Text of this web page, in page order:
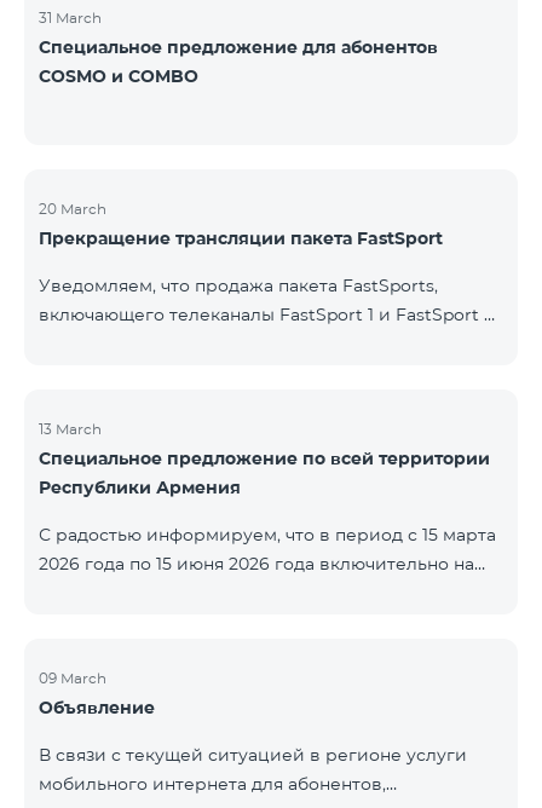
31 March
Специальное предложение для абонентов
COSMO и COMBO
20 March
Прекращение трансляции пакета FastSport
Уведомляем, что продажа пакета FastSports,
включающего телеканалы FastSport 1 и FastSport 2,
решением вещателя. По вопросам или для
получения дополнительной информации просим
обращаться в компанию «Фаст Медиа».
13 March
Специальное предложение по всей территории
Республики Армения
С радостью информируем, что в период с 15 марта
2026 года по 15 июня 2026 года включительно на
Региональный будут доступны со скидкой 25% при
подключении на 12 месяцев с автоматическим
пакет COMBO 4 9900 также предоставляется со
скидкой 25% сроком на 12 месяцев. Кроме того, для
09 March
Объявление
В связи с текущей ситуацией в регионе услуги
мобильного интернета для абонентов,